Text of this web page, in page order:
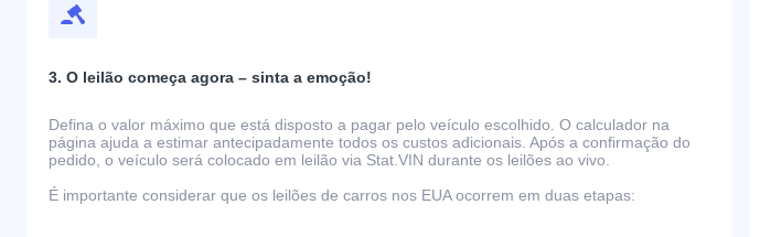
3. O leilão começa agora – sinta a emoção!
Defina o valor máximo que está disposto a pagar pelo veículo escolhido. O calculador na
página ajuda a estimar antecipadamente todos os custos adicionais. Após a confirmação do
pedido, o veículo será colocado em leilão via Stat.VIN durante os leilões ao vivo.
É importante considerar que os leilões de carros nos EUA ocorrem em duas etapas: